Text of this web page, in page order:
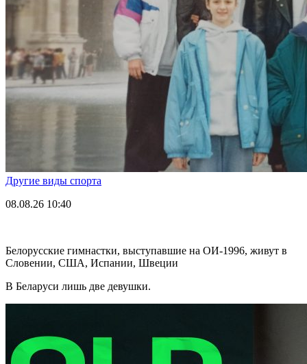
Другие виды спорта
08.08.26 10:40
Белорусские гимнастки, выступавшие на ОИ-1996, живут в
Словении, США, Испании, Швеции
В Беларуси лишь две девушки.